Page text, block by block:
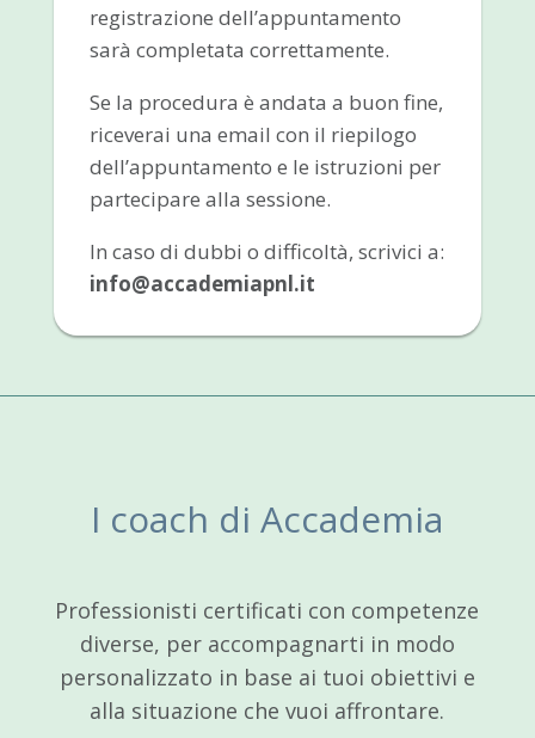
registrazione dell’appuntamento
sarà completata correttamente.
Se la procedura è andata a buon fine,
riceverai una email con il riepilogo
dell’appuntamento e le istruzioni per
partecipare alla sessione.
In caso di dubbi o difficoltà, scrivici a:
info@accademiapnl.it
I coach di Accademia
Professionisti certificati con competenze
diverse, per accompagnarti in modo
personalizzato in base ai tuoi obiettivi e
alla situazione che vuoi affrontare.